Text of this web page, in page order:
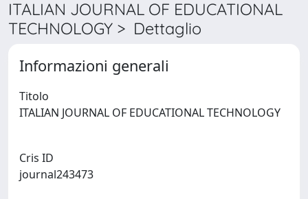
ITALIAN JOURNAL OF EDUCATIONAL
TECHNOLOGY > Dettaglio
Informazioni generali
Titolo
Cris ID